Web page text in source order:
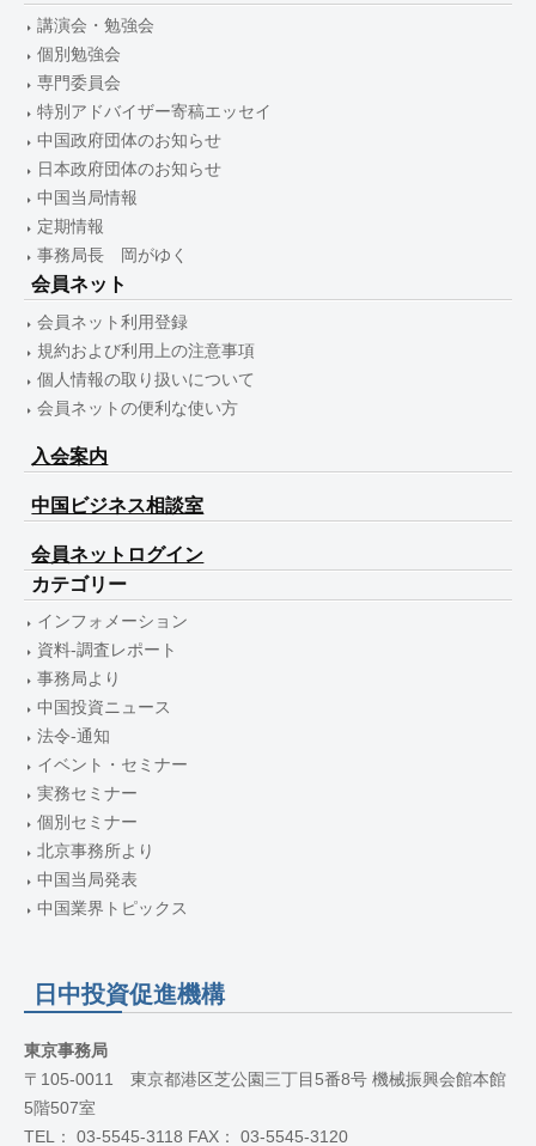
講演会・勉強会
個別勉強会
専門委員会
特別アドバイザー寄稿エッセイ
中国政府団体のお知らせ
日本政府団体のお知らせ
中国当局情報
定期情報
事務局長 岡がゆく
会員ネット
会員ネット利用登録
規約および利用上の注意事項
個人情報の取り扱いについて
会員ネットの便利な使い方
入会案内
中国ビジネス相談室
会員ネットログイン
カテゴリー
インフォメーション
資料-調査レポート
事務局より
中国投資ニュース
法令-通知
イベント・セミナー
実務セミナー
個別セミナー
北京事務所より
中国当局発表
中国業界トピックス
日中投資促進機構
東京事務局
〒105-0011 東京都港区芝公園三丁目5番8号 機械振興会館本館
5階507室
TEL： 03-5545-3118 FAX： 03-5545-3120